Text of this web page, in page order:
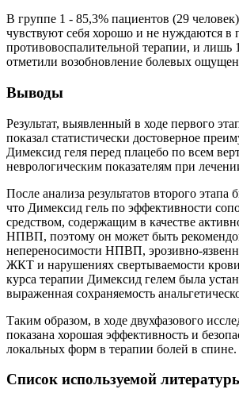
В группе 1 - 85,3% пациентов (29
чувствуют себя хорошо и не нуждаются в
противовоспалительной терапии, и лишь
отметили возобновление болевых
Выводы
Результат, выявленный в ходе первого
показал статистически достоверное
Димексид геля перед плацебо по всем
неврологическим показателям при
После анализа результатов второго этапа
что Димексид гель по эффективности
средством, содержащим в качестве
НПВП, поэтому он может быть
непереносимости НПВП, эрозивно-
ЖКТ и нарушениях свертываемости
курса терапии Димексид гелем была
выраженная сохраняемость
Таким образом, в ходе двухфазового
показана хорошая эффективность и
локальных форм в терапии болей в спине.
Список используемой